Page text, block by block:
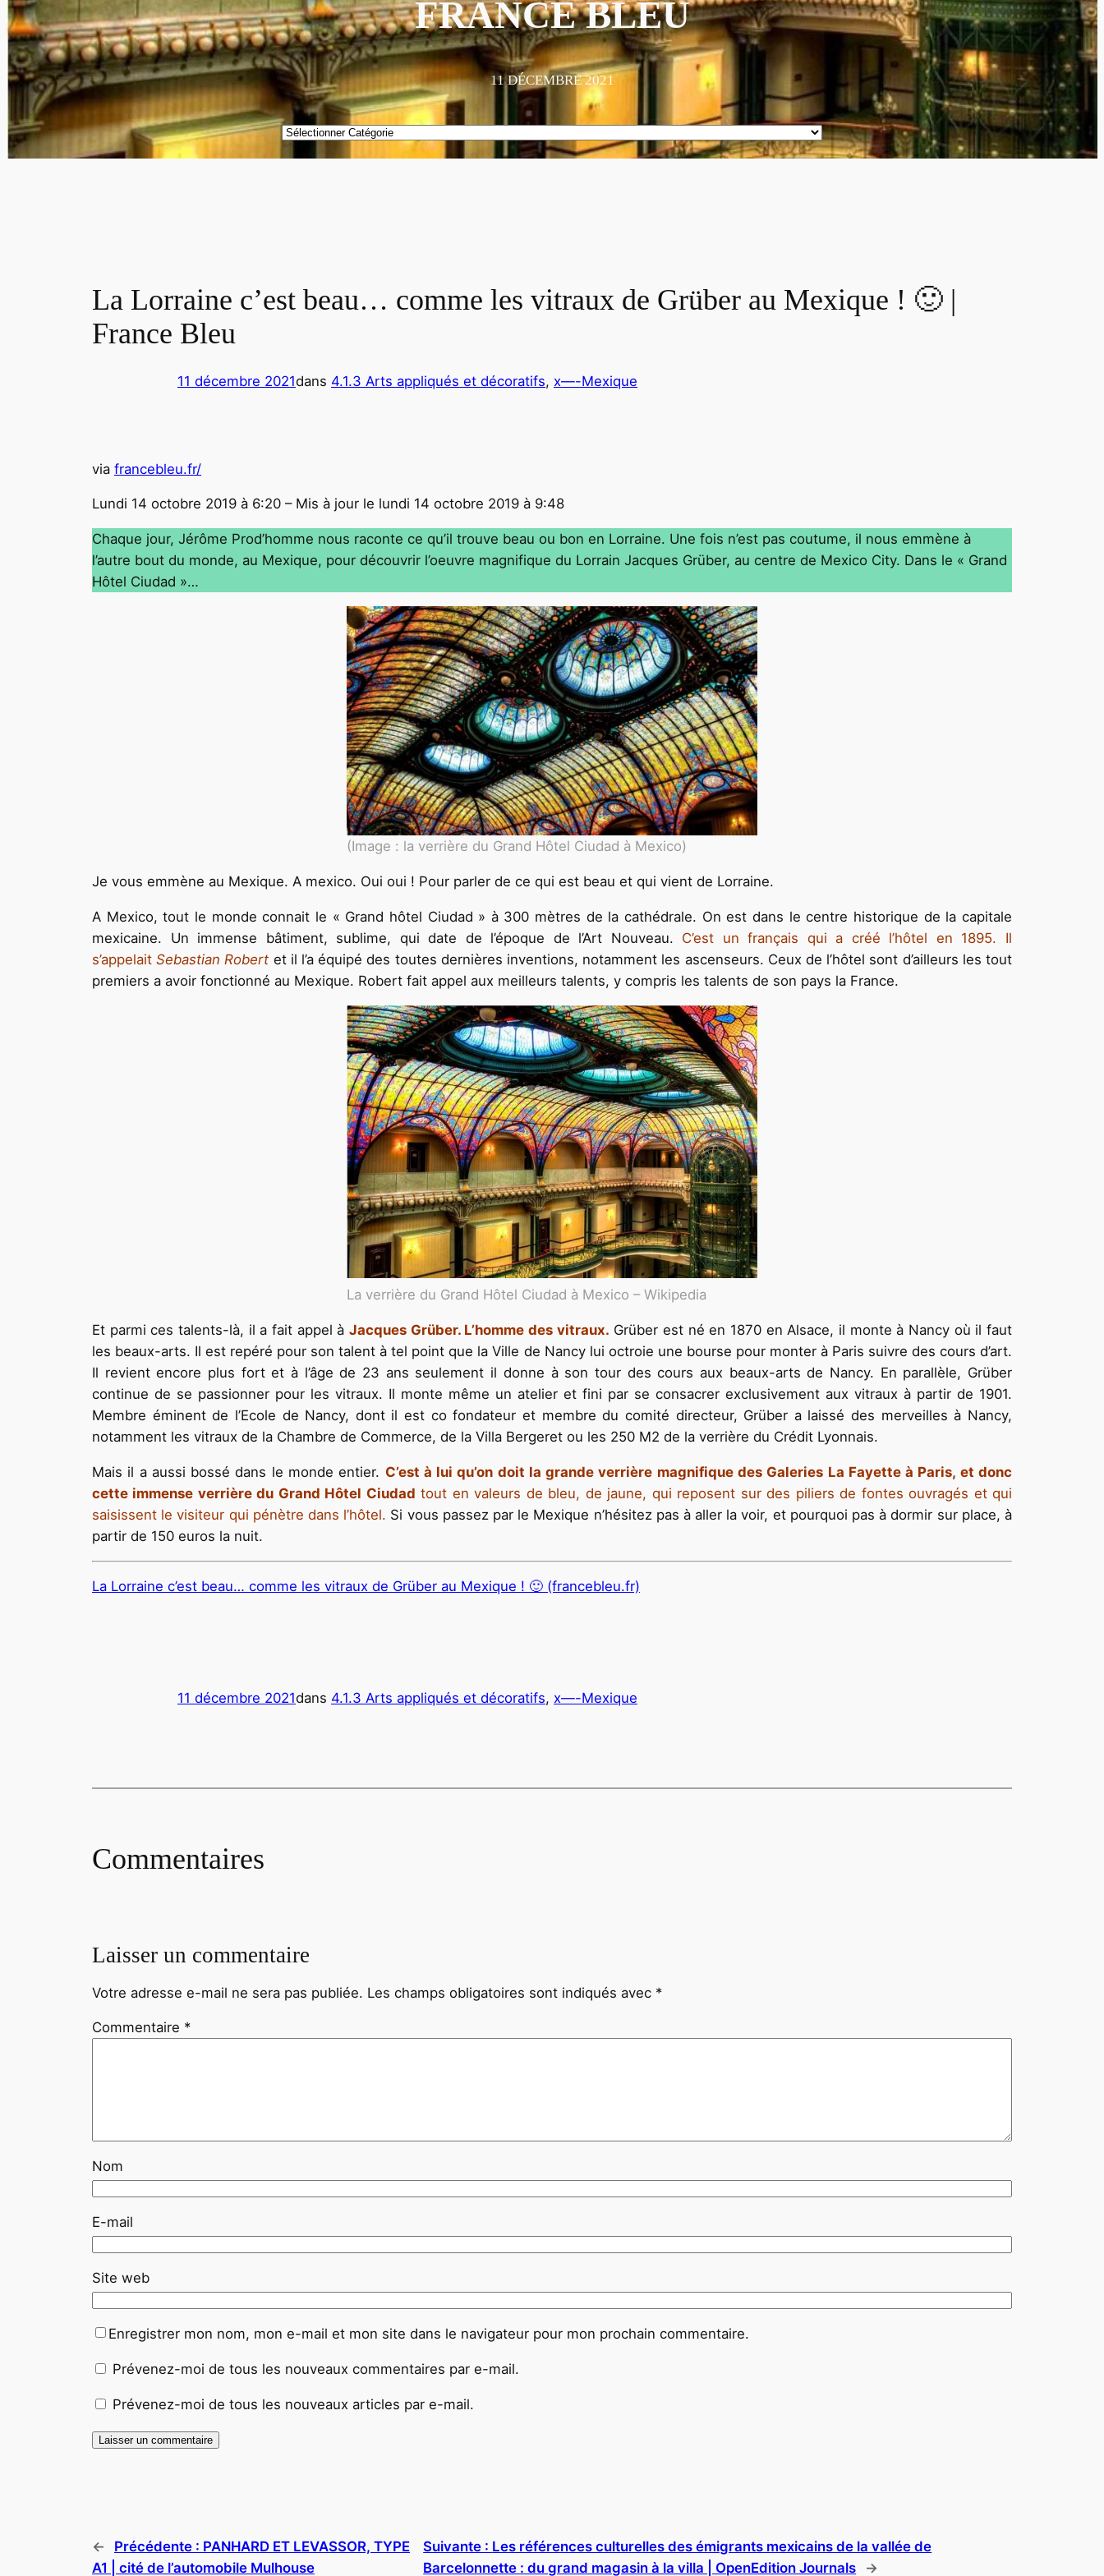
FRANCE BLEU
11 DÉCEMBRE 2021
Catégories
La Lorraine c’est beau… comme les vitraux de Grüber au Mexique ! 🙂 |
France Bleu
11 décembre 2021dans 4.1.3 Arts appliqués et décoratifs, x—-Mexique
via francebleu.fr/
Lundi 14 octobre 2019 à 6:20 – Mis à jour le lundi 14 octobre 2019 à 9:48
Chaque jour, Jérôme Prod’homme nous raconte ce qu’il trouve beau ou bon en Lorraine. Une fois n’est pas coutume, il nous emmène à
l’autre bout du monde, au Mexique, pour découvrir l’oeuvre magnifique du Lorrain Jacques Grüber, au centre de Mexico City. Dans le « Grand
Hôtel Ciudad »…
(Image : la verrière du Grand Hôtel Ciudad à Mexico)
Je vous emmène au Mexique. A mexico. Oui oui ! Pour parler de ce qui est beau et qui vient de Lorraine.
A Mexico, tout le monde connait le « Grand hôtel Ciudad » à 300 mètres de la cathédrale. On est dans le centre historique de la capitale
mexicaine. Un immense bâtiment, sublime, qui date de l’époque de l’Art Nouveau. C’est un français qui a créé l’hôtel en 1895. Il
s’appelaitSebastian Robert et il l’a équipé des toutes dernières inventions, notamment les ascenseurs. Ceux de l’hôtel sont d’ailleurs les tout
premiers a avoir fonctionné au Mexique. Robert fait appel aux meilleurs talents, y compris les talents de son pays la France.
La verrière du Grand Hôtel Ciudad à Mexico – Wikipedia
Et parmi ces talents-là, il a fait appel à Jacques Grüber. L’homme des vitraux. Grüber est né en 1870 en Alsace, il monte à Nancy où il faut
les beaux-arts. Il est repéré pour son talent à tel point que la Ville de Nancy lui octroie une bourse pour monter à Paris suivre des cours d’art.
Il revient encore plus fort et à l’âge de 23 ans seulement il donne à son tour des cours aux beaux-arts de Nancy. En parallèle, Grüber
continue de se passionner pour les vitraux. Il monte même un atelier et fini par se consacrer exclusivement aux vitraux à partir de 1901.
Membre éminent de l’Ecole de Nancy, dont il est co fondateur et membre du comité directeur, Grüber a laissé des merveilles à Nancy,
notamment les vitraux de la Chambre de Commerce, de la Villa Bergeret ou les 250 M2 de la verrière du Crédit Lyonnais.
Mais il a aussi bossé dans le monde entier. C’est à lui qu’on doit la grande verrière magnifique des Galeries La Fayette à Paris, et donc
cette immense verrière du Grand Hôtel Ciudad tout en valeurs de bleu, de jaune, qui reposent sur des piliers de fontes ouvragés et qui
saisissent le visiteur qui pénètre dans l’hôtel. Si vous passez par le Mexique n’hésitez pas à aller la voir, et pourquoi pas à dormir sur place, à
partir de 150 euros la nuit.
La Lorraine c’est beau… comme les vitraux de Grüber au Mexique ! 🙂 (francebleu.fr)
11 décembre 2021dans 4.1.3 Arts appliqués et décoratifs, x—-Mexique
Commentaires
Laisser un commentaire
Votre adresse e-mail ne sera pas publiée. Les champs obligatoires sont indiqués avec *
Commentaire *
Nom
E-mail
Site web
Enregistrer mon nom, mon e-mail et mon site dans le navigateur pour mon prochain commentaire.
Prévenez-moi de tous les nouveaux commentaires par e-mail.
Prévenez-moi de tous les nouveaux articles par e-mail.
← Précédente : PANHARD ET LEVASSOR, TYPE
A1 | cité de l’automobile Mulhouse
Suivante : Les références culturelles des émigrants mexicains de la vallée de
Barcelonnette : du grand magasin à la villa | OpenEdition Journals
→